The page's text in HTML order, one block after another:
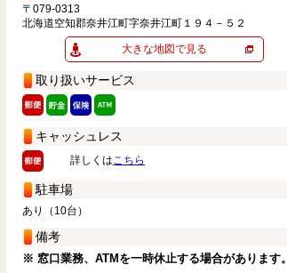
〒079-0313
北海道空知郡奈井江町字奈井江町１９４－５２
大きな地図で見る
取り扱いサービス
キャッシュレス
詳しくはこちら
駐車場
あり（10台）
備考
※ 窓口業務、ATMを一時休止する場合があります。